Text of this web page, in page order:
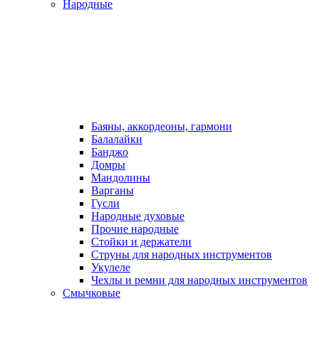
Народные
Баяны, аккордеоны, гармони
Балалайки
Банджо
Домры
Мандолины
Варганы
Гусли
Народные духовые
Прочие народные
Стойки и держатели
Струны для народных инструментов
Укулеле
Чехлы и ремни для народных инструментов
Смычковые